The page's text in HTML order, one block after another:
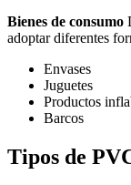
Bienes de consumo
adoptar diferentes
Envases
Juguetes
Productos
Barcos
Tipos de